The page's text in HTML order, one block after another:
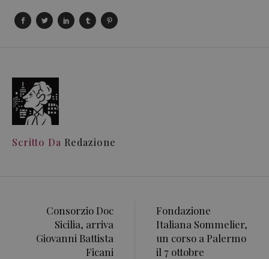
Scritto Da Redazione
Consorzio Doc
Sicilia, arriva
Giovanni Battista
Ficani
Fondazione
Italiana Sommelier,
un corso a Palermo
il 7 ottobre